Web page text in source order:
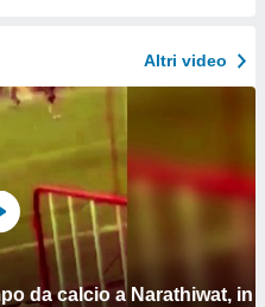
Altri video
da calcio a Narathiwat, in